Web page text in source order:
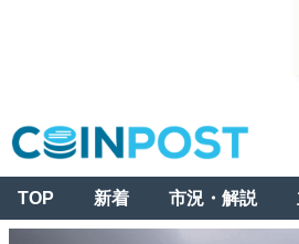
TOP 新着 市況・解説